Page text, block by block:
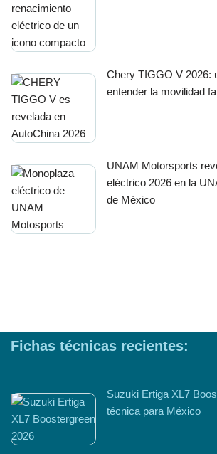
Chery TIGGO V 2026:
entender la movilidad
UNAM Motorsports
eléctrico 2026 en la
de México
Fichas técnicas recientes:
Suzuki Ertiga XL7
técnica para México